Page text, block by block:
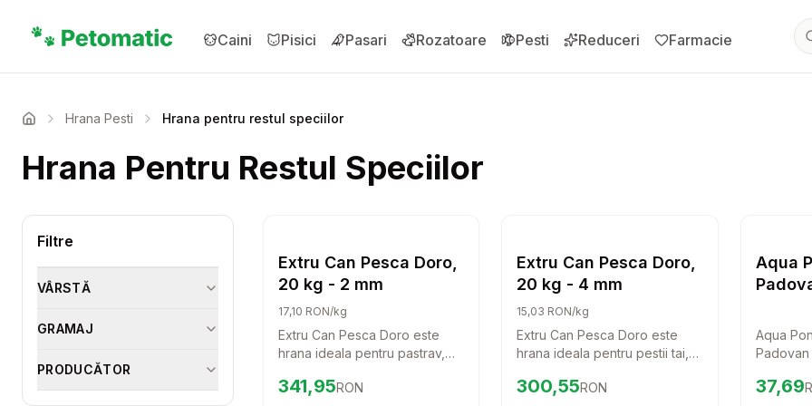
Caini
Pisici Pasari Rozatoare Pesti Reduceri Farmacie
Acasa Hrana Pesti Hrana pentru restul speciilor
Hrana Pentru Restul Speciilor
Filtre
VÂRSTĂ
GRAMAJ
PRODUCĂTOR
Hrana pentru restul speciilor
Extru Can Pesca Doro,
20 kg - 2 mm
17,10 RON/kg
Extru Can Pesca Doro este
hrana ideala pentru pastrav,
usor de digerat. Cu granule
Preț: 341.95
341,95RON
Hrana pentru restul speciilor
Extru Can Pesca Doro,
20 kg - 4 mm
15,03 RON/kg
Extru Can Pesca Doro este
hrana ideala pentru pestii tai,
echilibrata si sanatoasa. Cu
Preț: 300.55 RON
300,55RON
Aqua
Aqua
pesti
Preț:
37,69